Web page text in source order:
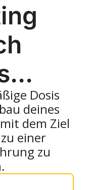
Dosis
deines
dem Ziel
einer
zu